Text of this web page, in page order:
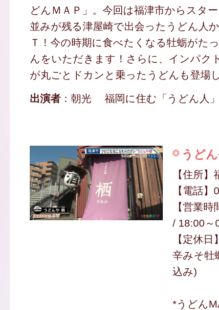
どんＭＡＰ」。今回は福津市からスタ
並みが残る津屋崎で出会ったうどん人
Ｔ！今の時期に食べたくなる牡蛎がた
んをいただきます！さらに、インパク
が丸ごとドカンと乗ったうどんも登場
出演者：朝光 福岡に住む「うどん人
うど
【住所
【電話
【営業
/ 18:00～
【定休
辛みそ牡
込み)
*うどん